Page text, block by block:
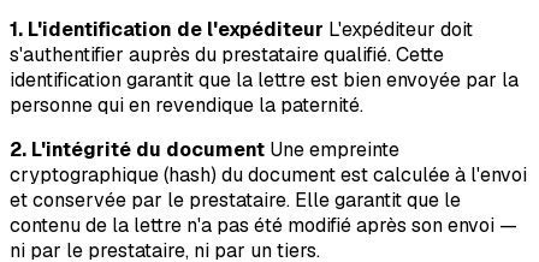
1. L'identification de l'expéditeur L'expéditeur doit
s'authentifier auprès du prestataire qualifié. Cette
identification garantit que la lettre est bien envoyée par la
personne qui en revendique la paternité.
2. L'intégrité du document Une empreinte
cryptographique (hash) du document est calculée à l'envoi
et conservée par le prestataire. Elle garantit que le
contenu de la lettre n'a pas été modifié après son envoi —
ni par le prestataire, ni par un tiers.